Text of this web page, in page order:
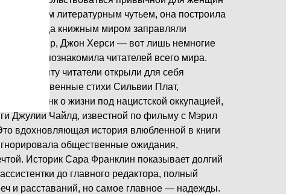
тонким литературным чутьем, она построила
когда книжным миром заправляли
Тайлер, Джон Херси — вот лишь немногие
Джонс познакомила читателей всего мира.
таланту читатели открыли для себя
откровенные стихи Сильвии Плат,
Анны Франк о жизни под нацистской оккупацией,
Джулии Чайлд, известной по фильму с Мэрил
вдохновляющая история влюбленной в книги
общественные ожидания,
Историк Сара Франклин показывает долгий
до главного редактора, полный
и расставаний, но самое главное — надежды.